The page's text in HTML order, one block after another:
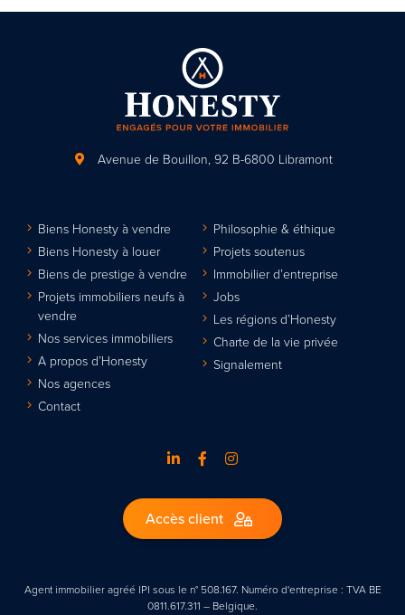
Avenue de Bouillon, 92 B-6800 Libramont
Biens Honesty à vendre
Biens Honesty à louer
Biens de prestige à vendre
Projets immobiliers neufs à
vendre
Nos services immobiliers
A propos d’Honesty
Nos agences
Contact
Philosophie & éthique
Projets soutenus
Immobilier d’entreprise
Jobs
Les régions d’Honesty
Charte de la vie privée
Signalement
Accès client
Agent immobilier agréé IPI sous le n° 508.167. Numéro d'entreprise : TVA BE
0811.617.311 – Belgique.